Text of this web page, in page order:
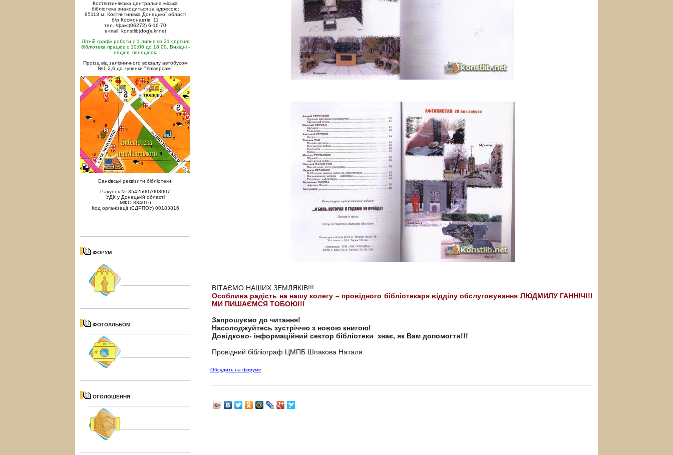
Костянтинівська центральна міська
бібліотека знаходиться за адресою:
85113 м. Костянтинівка Донецької області
б/р Космонавтів, 11
тел. /факс(06272) 6-16-70
e-mail: konstlib(dog)ukr.net
Літній графік роботи с 1 липня по 31 серпня:
бібліотека працює с 10:00 до 18:00. Вихідні -
неділя, понеділок.
Проїзд від залізничного вокзалу автобусом
№1,2,6 до зупинки "Універсам"
Банківські реквізити бібліотеки:
Рахунок № 35425007003007
УДК у Донецькій області
МФО 834016
Код організації (ЄДРПОУ) 00183816
ФОРУМ
ФОТОАЛЬБОМ
ОГОЛОШЕННЯ
ВІТАЄМО НАШИХ ЗЕМЛЯКІВ!!!
Особлива радість на нашу колегу – провідного бібліотекаря відділу обслуговування ЛЮДМИЛУ ГАННІЧ!!!
МИ ПИШАЄМСЯ ТОБОЮ!!!
Запрошуємо до читання!
Насолоджуйтесь зустріччю з новою книгою!
Довідково- інформаційний сектор бібліотеки знає, як Вам допомогти!!!
Провідний бібліограф ЦМПБ Шпакова Наталя.
Обсудить на форуме